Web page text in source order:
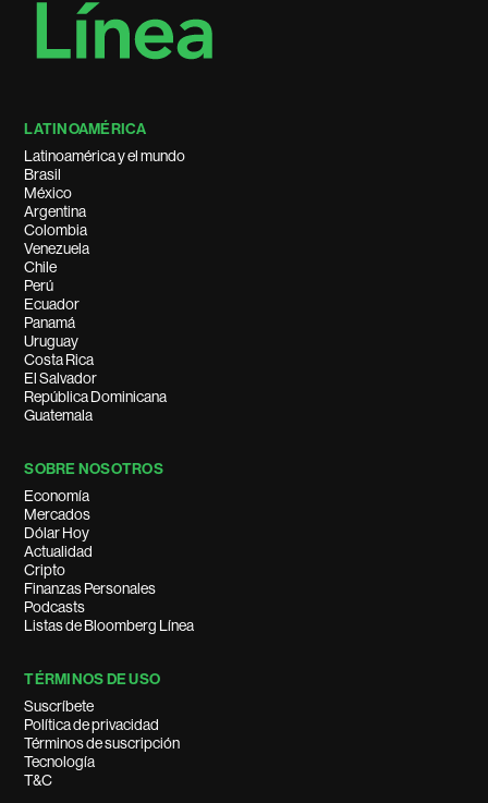
LATINOAMÉRICA
Latinoamérica y el mundo
Brasil
México
Argentina
Colombia
Venezuela
Chile
Perú
Ecuador
Panamá
Uruguay
Costa Rica
El Salvador
República Dominicana
Guatemala
SOBRE NOSOTROS
Economía
Mercados
Dólar Hoy
Actualidad
Cripto
Finanzas Personales
Podcasts
Listas de Bloomberg Línea
TÉRMINOS DE USO
Suscríbete
Política de privacidad
Términos de suscripción
Tecnología
T&C